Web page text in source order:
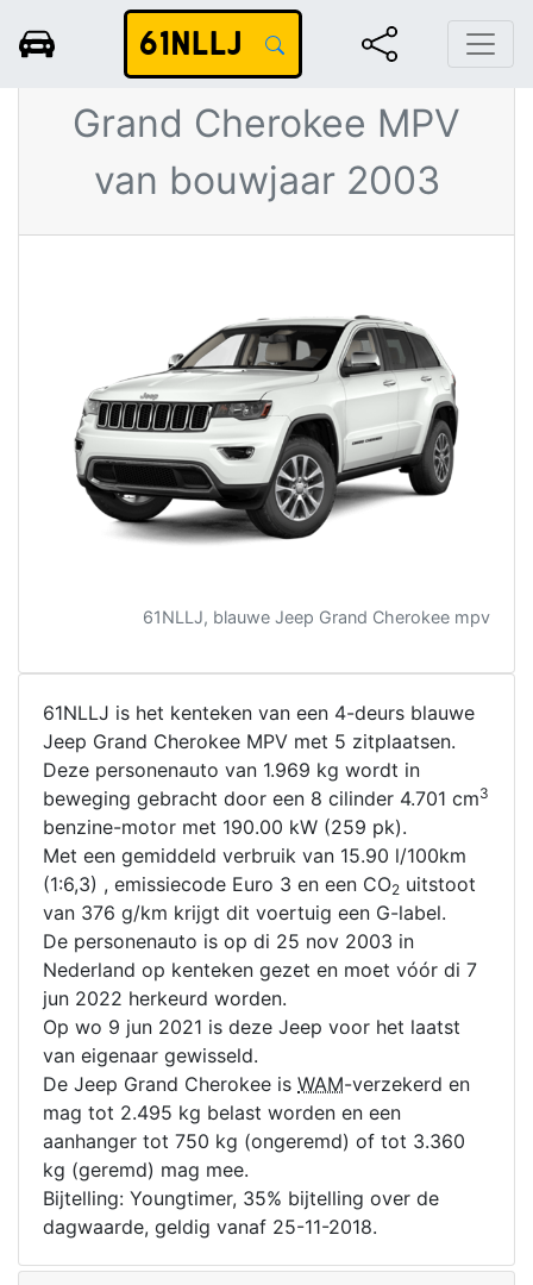
61NLLJBlauwe Jeep
Grand Cherokee MPV
van bouwjaar 2003
61NLLJ, blauwe Jeep Grand Cherokee mpv
61NLLJ is het kenteken van een 4-deurs blauwe
Jeep Grand Cherokee MPV met 5 zitplaatsen.
Deze personenauto van 1.969 kg wordt in
beweging gebracht door een 8 cilinder 4.701 cm3
benzine-motor met 190.00 kW (259 pk).
Met een gemiddeld verbruik van 15.90 l/100km
(1:6,3) , emissiecode Euro 3 en een CO2 uitstoot
van 376 g/km krijgt dit voertuig een G-label.
De personenauto is op di 25 nov 2003 in
Nederland op kenteken gezet en moet vóór di 7
jun 2022 herkeurd worden.
Op wo 9 jun 2021 is deze Jeep voor het laatst
van eigenaar gewisseld.
De Jeep Grand Cherokee is WAM-verzekerd en
mag tot 2.495 kg belast worden en een
aanhanger tot 750 kg (ongeremd) of tot 3.360
kg (geremd) mag mee.
Bijtelling: Youngtimer, 35% bijtelling over de
dagwaarde, geldig vanaf 25-11-2018.